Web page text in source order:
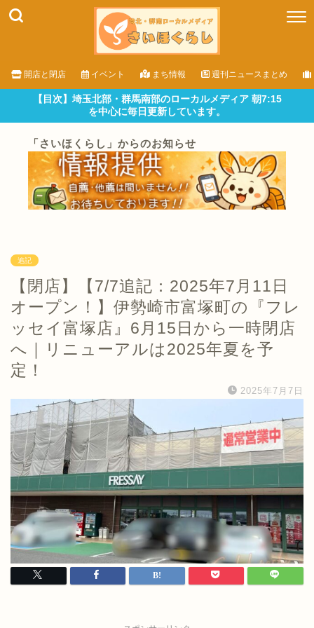
開店と閉店 イベント まち情報 週刊ニュースまとめ
【目次】埼玉北部・群馬南部のローカルメディア 朝7:15
を中心に毎日更新しています。
「さいほくらし」からのお知らせ
追記
【閉店】【7/7追記：2025年7月11日
オープン！】伊勢崎市富塚町の『フレ
ッセイ富塚店』6月15日から一時閉店
へ｜リニューアルは2025年夏を予
定！
2025年7月7日